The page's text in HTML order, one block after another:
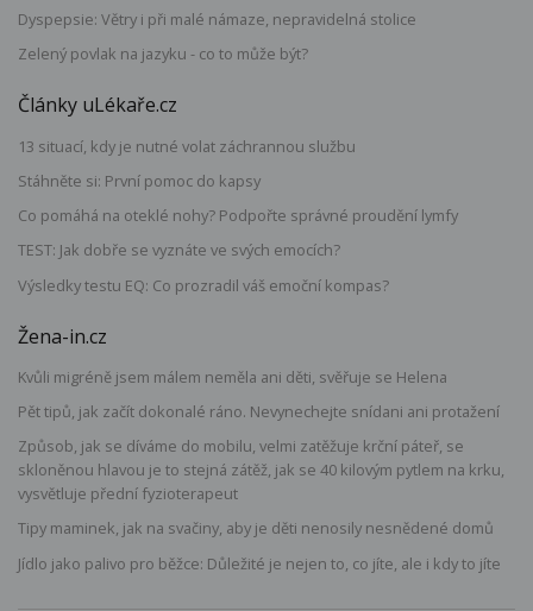
Dyspepsie: Větry i při malé námaze, nepravidelná stolice
Zelený povlak na jazyku - co to může být?
Články uLékaře.cz
13 situací, kdy je nutné volat záchrannou službu
Stáhněte si: První pomoc do kapsy
Co pomáhá na oteklé nohy? Podpořte správné proudění lymfy
TEST: Jak dobře se vyznáte ve svých emocích?
Výsledky testu EQ: Co prozradil váš emoční kompas?
Žena-in.cz
Kvůli migréně jsem málem neměla ani děti, svěřuje se Helena
Pět tipů, jak začít dokonalé ráno. Nevynechejte snídani ani protažení
Způsob, jak se díváme do mobilu, velmi zatěžuje krční páteř, se
skloněnou hlavou je to stejná zátěž, jak se 40 kilovým pytlem na krku,
vysvětluje přední fyzioterapeut
Tipy maminek, jak na svačiny, aby je děti nenosily nesnědené domů
Jídlo jako palivo pro běžce: Důležité je nejen to, co jíte, ale i kdy to jíte